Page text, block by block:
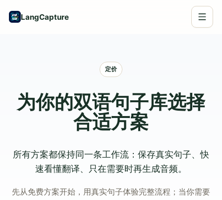
LangCapture
定价
为你的双语句子库选择
合适方案
所有方案都保持同一条工作流：保存真实句子、快
速看懂翻译、只在需要时再生成音频。
先从免费方案开始，用真实句子体验完整流程；当你需要